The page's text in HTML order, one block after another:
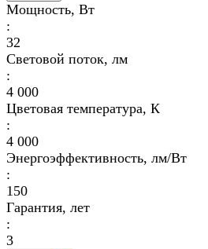
Мощность, Вт
:
32
Световой поток, лм
:
4 000
Цветовая температура, К
:
4 000
Энергоэффективность, лм/Вт
:
150
Гарантия, лет
:
3